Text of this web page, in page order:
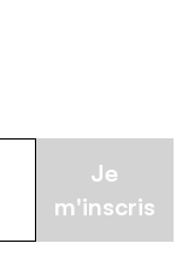
Je
m'inscris